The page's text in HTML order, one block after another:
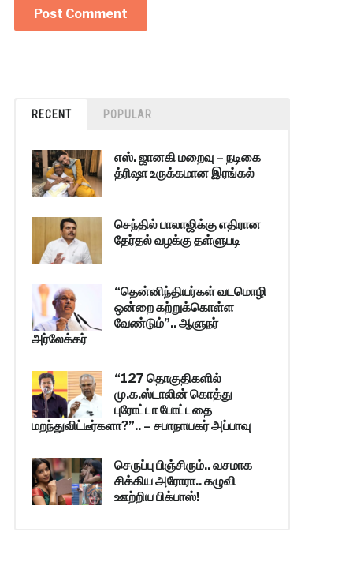
RECENT POPULAR
எஸ். ஜானகி மறைவு – நடிகை
த்ரிஷா உருக்கமான இரங்கல்
செந்தில் பாலாஜிக்கு எதிரான
தேர்தல் வழக்கு தள்ளுபடி
“தென்னிந்தியர்கள் வடமொழி
ஒன்றை கற்றுக்கொள்ள
வேண்டும்”.. ஆளுநர்
அர்லேக்கர்
“127 தொகுதிகளில்
மு.க.ஸ்டாலின் கொத்து
புரோட்டா போட்டதை
மறந்துவிட்டீர்களா?”.. – சபாநாயகர் அப்பாவு
செருப்பு பிஞ்சிரும்.. வசமாக
சிக்கிய அரோரா.. கழுவி
ஊற்றிய பிக்பாஸ்!